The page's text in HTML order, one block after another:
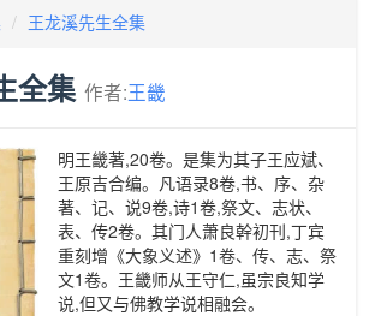
王龙溪先生全集
全集 作者:王畿
明王畿著,20卷。是集为其子王应斌、
王原吉合编。凡语录8卷,书、序、杂
著、记、说9卷,诗1卷,祭文、志状、
表、传2卷。其门人萧良幹初刊,丁宾
重刻增《大象义述》1卷、传、志、祭
文1卷。王畿师从王守仁,虽宗良知学
说,但又与佛教学说相融会。